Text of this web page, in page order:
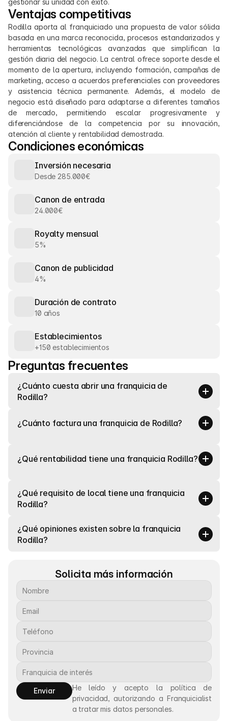
gestionar su unidad con éxito.
Ventajas competitivas
Rodilla aporta al franquiciado una propuesta de valor sólida
basada en una marca reconocida, procesos estandarizados y
herramientas tecnológicas avanzadas que simplifican la
gestión diaria del negocio. La central ofrece soporte desde el
momento de la apertura, incluyendo formación, campañas de
marketing, acceso a acuerdos preferenciales con proveedores
y asistencia técnica permanente. Además, el modelo de
negocio está diseñado para adaptarse a diferentes tamaños
de mercado, permitiendo escalar progresivamente y
diferenciándose de la competencia por su innovación,
atención al cliente y rentabilidad demostrada.
Condiciones económicas
Inversión necesaria
Desde 285.000€
Canon de entrada
24.000€
Royalty mensual
5%
Canon de publicidad
4%
Duración de contrato
10 años
Establecimientos
+150 establecimientos
Preguntas frecuentes
¿Cuánto cuesta abrir una franquicia de
Rodilla?
¿Cuánto factura una franquicia de Rodilla?
¿Qué rentabilidad tiene una franquicia Rodilla?
¿Qué requisito de local tiene una franquicia
Rodilla?
¿Qué opiniones existen sobre la franquicia
Rodilla?
Solicita más información
Enviar
He leído y acepto la política de
privacidad, autorizando a Franquicialist
a tratar mis datos personales.